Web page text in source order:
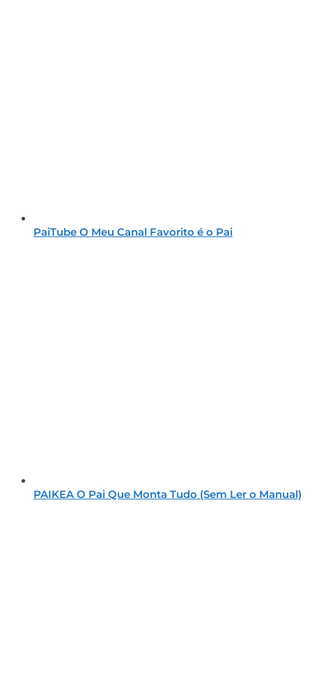
PaiTube O Meu Canal Favorito é o Pai
PAIKEA O Pai Que Monta Tudo (Sem Ler o Manual)